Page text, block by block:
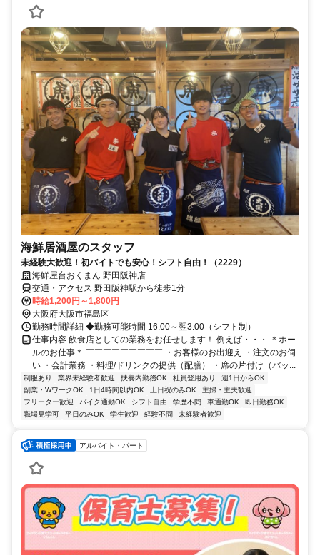
海鮮居酒屋のスタッフ
未経験大歓迎！初バイトでも安心！シフト自由！（2229）
海鮮屋台おくまん 野田阪神店
交通・アクセス 野田阪神駅から徒歩1分
時給1,200円～1,800円
大阪府大阪市福島区
勤務時間詳細 ◆勤務可能時間 16:00～翌3:00（シフト制）
仕事内容 飲食店としての業務をお任せします！ 例えば・・・ ＊ホー
ルのお仕事＊ ￣￣￣￣￣￣￣￣￣ ・お客様のお出迎え ・注文のお伺
い ・会計業務 ・料理/ドリンクの提供（配膳） ・席の片付け（バッ...
制服あり 業界未経験者歓迎 扶養内勤務OK 社員登用あり
週1日からOK
副業・WワークOK
1日4時間以内OK 土日祝のみOK
主婦・主夫歓迎
フリーター歓迎
バイク通勤OK シフト自由 学歴不問 車通勤OK
即日勤務OK
職場見学可
平日のみOK 学生歓迎 経験不問 未経験者歓迎
アルバイト・パート